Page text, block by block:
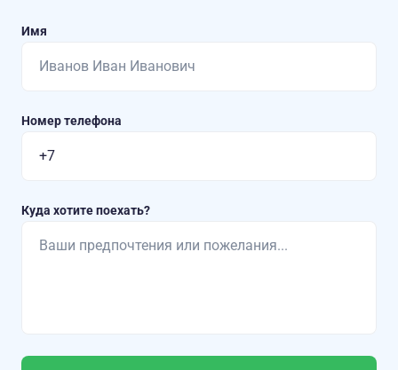
Имя
Номер телефона
Куда хотите поехать?